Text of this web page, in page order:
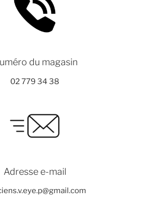
du magasin
02 779 34 38
Adresse e-mail